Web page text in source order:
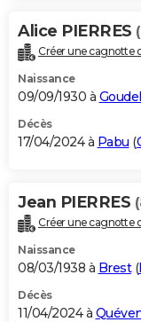
Alice PIERRES
Créer une cagnotte
Naissance
09/09/1930 à
Décès
17/04/2024 à Pabu (
Jean PIERRES
Créer une cagnotte
Naissance
08/03/1938 à Brest(
Décès
11/04/2024 à